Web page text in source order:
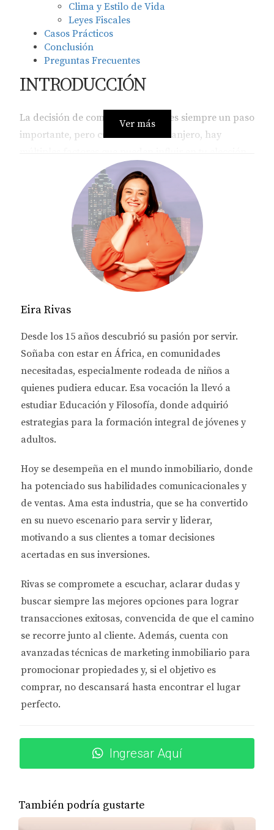
Clima y Estilo de Vida
Leyes Fiscales
Casos Prácticos
Conclusión
Preguntas Frecuentes
INTRODUCCIÓN
La decisión de comprar una casa es siempre un paso
importante, pero cuando eres extranjero, hay
del lugar ideal. Georgia y Florida son dos estados
que han atraído a numerosos compradores
internacionales debido a su clima cálido, su cultura
vibrante y sus diversas oportunidades de inversión.
Sin embargo, cada uno tiene características únicas
que pueden hacer que uno sea más atractivo que el
otro según tus necesidades específicas. En este
artículo, desglosaremos lo que cada estado tiene
para ofrecer y cómo puedes tomar la mejor decisión
COMPARATIVA: GEORGIA VS
FLORIDA
Costo de Vida
Uno de los aspectos más relevantes al considerar la
donde planeas establecerte. Georgia, especialmente
en ciudades como Atlanta, ofrece un costo de vida
relativamente bajo en comparación con muchas
áreas metropolitanas del país. Las viviendas son
más asequibles y puedes encontrar propiedades
espaciosas a precios razonables. Por ejemplo, en
por menos de $300,000. Por otro lado, Florida tiene
un costo de vida más elevado, especialmente en
ciudades costeras como Miami o Tampa. Aunque
hay opciones más económicas en áreas interiores o
menos turísticas, la demanda por propiedades
frente al mar hace que los precios sean más altos.
Sin embargo, muchos compradores están dispuestos
a pagar este precio por el estilo de vida playero y las
Clima y Estilo de Vida
El clima es otro factor crucial a considerar. Georgia
calurosos e inviernos suaves. Esto significa que
disfrutarás de una amplia variedad de actividades al
Ver más
Eira Rivas
Desde los 15 años descubrió su pasión por servir.
Soñaba con estar en África, en comunidades
necesitadas, especialmente rodeada de niños a
quienes pudiera educar. Esa vocación la llevó a
estudiar Educación y Filosofía, donde adquirió
estrategias para la formación integral de jóvenes y
adultos.
Hoy se desempeña en el mundo inmobiliario, donde
ha potenciado sus habilidades comunicacionales y
de ventas. Ama esta industria, que se ha convertido
en su nuevo escenario para servir y liderar,
motivando a sus clientes a tomar decisiones
acertadas en sus inversiones.
Rivas se compromete a escuchar, aclarar dudas y
buscar siempre las mejores opciones para lograr
transacciones exitosas, convencida de que el camino
se recorre junto al cliente. Además, cuenta con
avanzadas técnicas de marketing inmobiliario para
promocionar propiedades y, si el objetivo es
comprar, no descansará hasta encontrar el lugar
perfecto.
Ingresar Aquí
También podría gustarte